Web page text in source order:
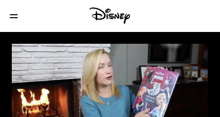
Storytime with Angela Kinsey | Disney